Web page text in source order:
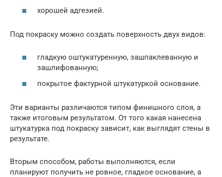
хорошей адгезией.
Под покраску можно создать поверхность двух видов:
гладкую оштукатуренную, зашпаклеванную и
зашлифованную;
покрытое фактурной штукатуркой основание.
Эти варианты различаются типом финишного слоя, а
также итоговым результатом. От того какая нанесена
штукатурка под покраску зависит, как выглядят стены в
результате.
Вторым способом, работы выполняются, если
планируют получить не ровное, гладкое основание, а